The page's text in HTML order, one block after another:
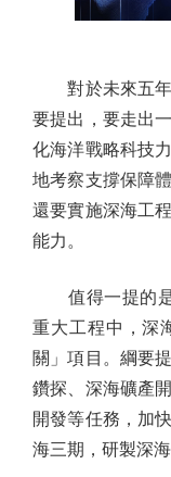
對於未來五年
要提出，要走出
化海洋戰略科技
地考察支撐保障
還要實施深海工
能力。
值得一提的是
重大工程中，深
關」項目。綱要
鑽探、深海礦產
開發等任務，加
海三期，研製深